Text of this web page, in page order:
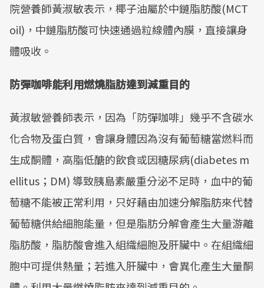
院營養師黃淑敏表示，椰子油屬於中鏈脂肪酸(MCT
oil)，中鏈脂肪酸可快速通過粒線體內膜，直接讓身
體吸收。
防彈咖啡能利用燃燒脂肪達到減重目的
黃淑敏營養師表示，因為「防彈咖啡」幾乎不含碳水
化合物及蛋白質，會讓身體因為沒有葡萄糖當燃料而
生成酮體，高脂低醣的飲食或因糖尿病(diabetes m
ellitus；DM) 導致胰島素嚴重分泌不足時，血中的葡
萄糖不能被正常利用，只好藉由加速分解脂肪來代替
葡萄糖供給細胞能量，但是脂肪分解會產生大量游離
脂肪酸，脂肪酸會進入組織細胞及肝臟中。在組織細
胞中可提供熱量；若進入肝臟中，會異化產生大量酮